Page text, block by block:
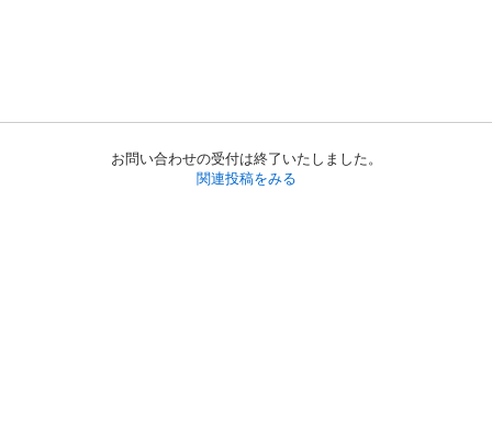
お問い合わせの受付は終了いたしました。
関連投稿をみる